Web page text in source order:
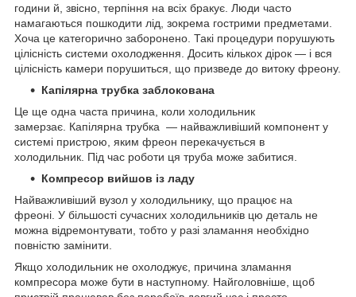
години й, звісно, терпіння на всіх бракує. Люди часто
намагаються пошкодити лід, зокрема гострими предметами.
Хоча це категорично заборонено. Такі процедури порушують
цілісність системи охолодження. Досить кількох дірок — і вся
цілісність камери порушиться, що призведе до витоку фреону.
Капілярна трубка заблокована
Це ще одна часта причина, коли холодильник
замерзає. Капілярна трубка — найважливіший компонент у
системі пристрою, яким фреон перекачується в
холодильник. Під час роботи ця труба може забитися.
Компресор вийшов із ладу
Найважливіший вузол у холодильнику, що працює на
фреоні. У більшості сучасних холодильників цю деталь не
можна відремонтувати, тобто у разі зламання необхідно
повністю замінити.
Якщо холодильник не охолоджує, причина зламання
компресора може бути в наступному. Найголовніше, щоб